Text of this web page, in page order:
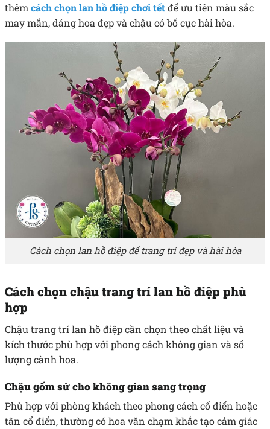
thêm cách chọn lan hồ điệp chơi tếtđể ưu tiên màu sắc
may mắn, dáng hoa đẹp và chậu có bố cục hài hòa.
Cách chọn lan hồ điệp để trang trí đẹp và hài hòa
Cách chọn chậu trang trí lan hồ điệp phù
hợp
Chậu trang trí lan hồ điệp cần chọn theo chất liệu và
kích thước phù hợp với phong cách không gian và số
lượng cành hoa.
Chậu gốm sứ cho không gian sang trọng
Phù hợp với phòng khách theo phong cách cổ điển hoặc
tân cổ điển, thường có hoa văn chạm khắc tạo cảm giác